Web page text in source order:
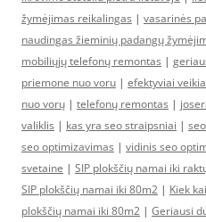
žymėjimas reikalingas | vasarinės
naudingas žieminių padangų
mobiliųjų telefonų remontas |
priemone nuo voru | efektyviai
nuo vorų | telefonų remontas |
valiklis | kas yra seo straipsniai |
seo optimizavimas | vidinis seo
svetaine | SIP plokščių namai iki
SIP plokščių namai iki 80m2 | Kiek
plokščių namai iki 80m2 | Geriausi